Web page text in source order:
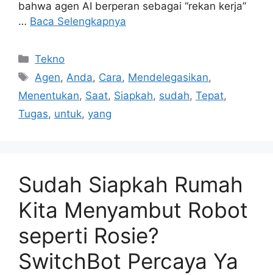
bahwa agen AI berperan sebagai “rekan kerja”
… Baca Selengkapnya
Kategori
Tekno
Tag
Agen,Anda, Cara, Mendelegasikan,
Menentukan, Saat, Siapkah, sudah, Tepat,
Tugas, untuk, yang
Sudah Siapkah Rumah
Kita Menyambut Robot
seperti Rosie?
SwitchBot Percaya Ya